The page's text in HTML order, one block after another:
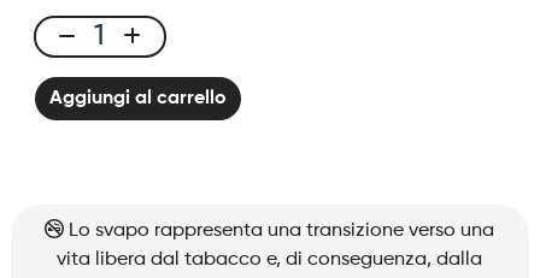
Click
Puff
quantità
Aggiungi al carrello
Lo svapo rappresenta una transizione verso una
vita libera dal tabacco e, di conseguenza, dalla